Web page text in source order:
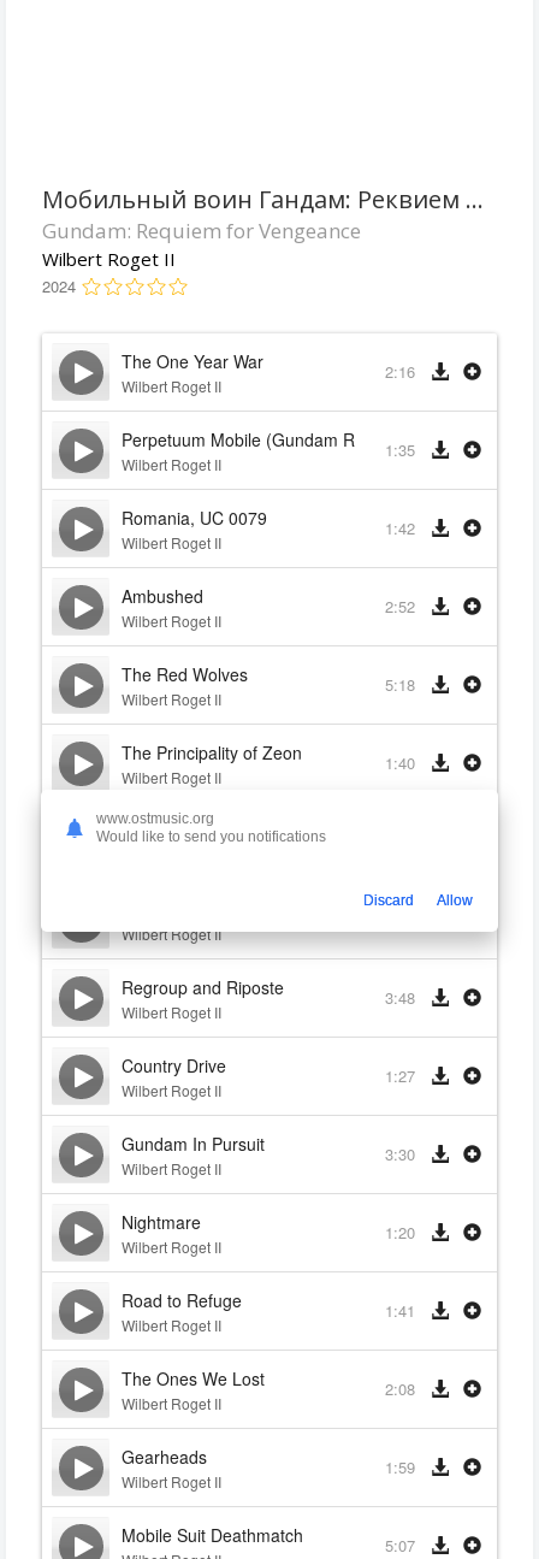
Мобильный воин Гандам: Реквием возмездия
Gundam: Requiem for Vengeance
Wilbert Roget II
2024
The One Year War
Wilbert Roget II
2:16
Perpetuum Mobile (Gundam Requiem for Vengeance
Wilbert Roget II
1:35
Romania, UC 0079
Wilbert Roget II
1:42
Ambushed
Wilbert Roget II
2:52
The Red Wolves
Wilbert Roget II
5:18
The Principality of Zeon
Wilbert Roget II
1:40
Premonition
Wilbert Roget II
Regroup and Riposte
Wilbert Roget II
3:48
Country Drive
Wilbert Roget II
1:27
Gundam In Pursuit
Wilbert Roget II
3:30
Nightmare
Wilbert Roget II
1:20
Road to Refuge
Wilbert Roget II
1:41
The Ones We Lost
Wilbert Roget II
2:08
Gearheads
Wilbert Roget II
1:59
Mobile Suit Deathmatch 5:07
www.ostmusic.org
Would like to send you notifications
Discard Allow